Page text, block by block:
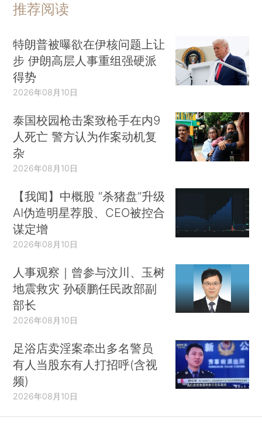
推荐阅读
特朗普被曝欲在伊核问题上让
步 伊朗高层人事重组强硬派
得势
2026年08月10日
泰国校园枪击案致枪手在内9
人死亡 警方认为作案动机复
杂
2026年08月10日
【我闻】中概股 “杀猪盘”升级
AI伪造明星荐股、CEO被控合
谋定增
2026年08月10日
人事观察｜曾参与汶川、玉树
地震救灾 孙硕鹏任民政部副
部长
2026年08月10日
足浴店卖淫案牵出多名警员
有人当股东有人打招呼(含视
频)
2026年08月10日